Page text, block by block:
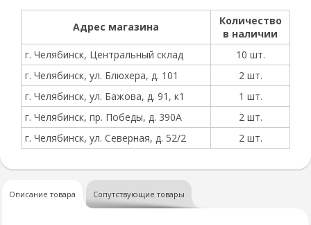
Адрес магазина
Количество
в наличии
г. Челябинск, Центральный склад
10 шт.
г. Челябинск, ул. Блюхера, д. 101
2 шт.
г. Челябинск, ул. Бажова, д. 91, к1
1 шт.
г. Челябинск, пр. Победы, д. 390А
2 шт.
г. Челябинск, ул. Северная, д. 52/2
2 шт.
Описание товара Сопутствующие товары